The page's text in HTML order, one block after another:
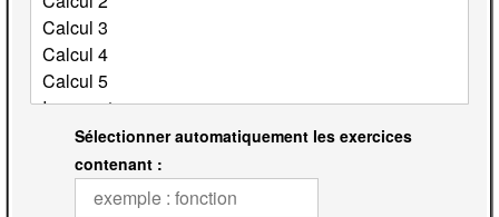
Sélectionner automatiquement les exercices
contenant :